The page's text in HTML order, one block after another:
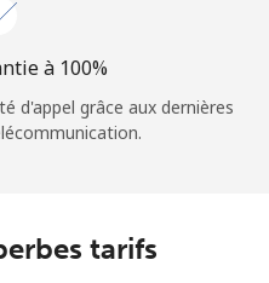
à 100%
d'appel grâce aux dernières
tarifs